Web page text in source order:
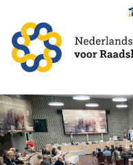
Alles Nieuws